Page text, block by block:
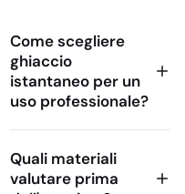
Come scegliere
ghiaccio
istantaneo per un
uso professionale?
Quali materiali
valutare prima